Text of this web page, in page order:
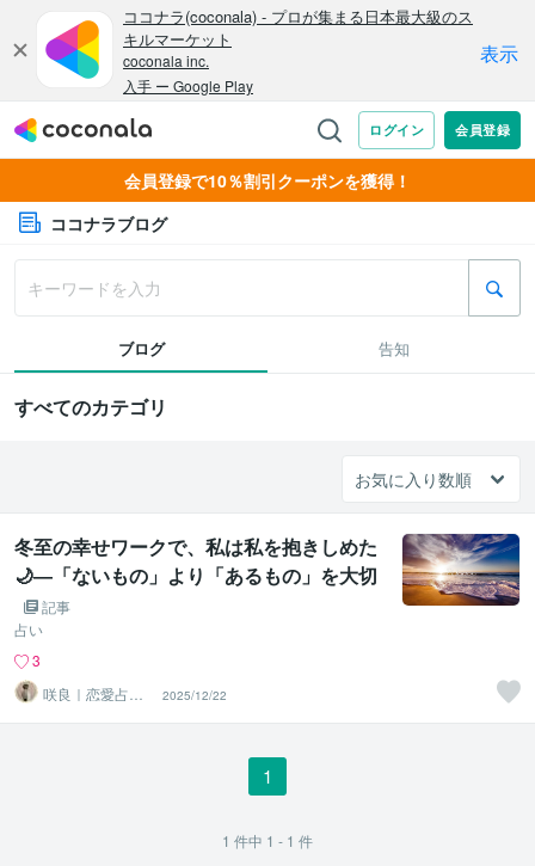
会員登録で10％割引クーポンを獲得！
ココナラブログ
ブログ 告知
すべてのカテゴリ
冬至の幸せワークで、私は私を抱きしめた
🌙―「ないもの」より「あるもの」を大切
にする2026年へ―
記事
占い
3
咲良｜恋愛占い
心導師
2025/12/22
1
1 件中 1 - 1 件